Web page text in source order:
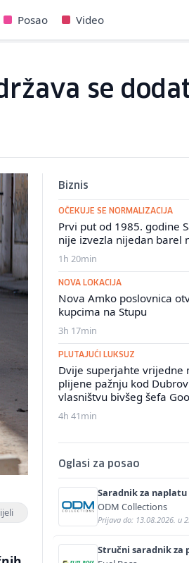
Posao Video
se
Biznis
OČEKUJE SE NORMALIZACIJA
Prvi put od 1985. godine
nije izvezla nijedan barel
1h 20min
NOVA LOKACIJA
Nova Amko poslovnica
kupcima na Stupu
3h 17min
PLUTAJUĆI LUKSUZ
Dvije superjahte vrijedne
plijene pažnju kod
vlasništvu bivšeg šefa
4h 41min
Oglasi za posao
Saradnik za
ž)
ODM Collections
Prijava do: 13.08.2026. u
Stručni saradnik za